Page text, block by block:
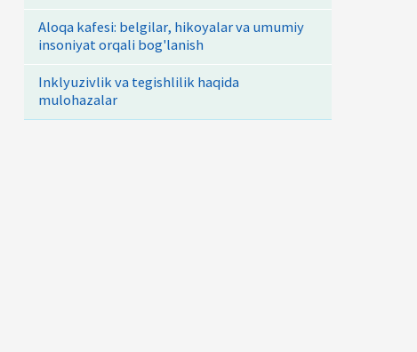
Aloqa kafesi: belgilar, hikoyalar va umumiy
insoniyat orqali bog'lanish
Inklyuzivlik va tegishlilik haqida
mulohazalar